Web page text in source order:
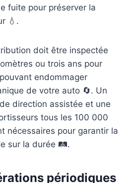
fuite pour préserver la
💧.
doit être inspectée
ou trois ans pour
endommager
de votre auto 🔄. Un
direction assistée et une
tous les 100 000
nécessaires pour garantir la
sur la durée 🛤️.
périodiques